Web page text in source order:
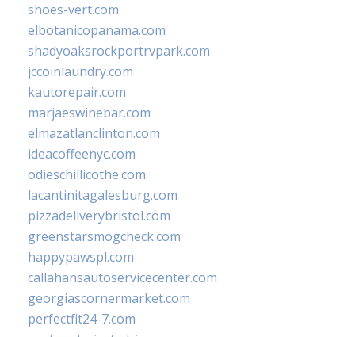
shoes-vert.com
elbotanicopanama.com
shadyoaksrockportrvpark.com
jccoinlaundry.com
kautorepair.com
marjaeswinebar.com
elmazatlanclinton.com
ideacoffeenyc.com
odieschillicothe.com
lacantinitagalesburg.com
pizzadeliverybristol.com
greenstarsmogcheck.com
happypawspl.com
callahansautoservicecenter.com
georgiascornermarket.com
perfectfit24-7.com